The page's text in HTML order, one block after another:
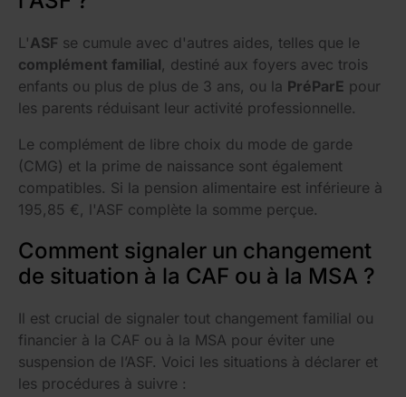
L'ASF se cumule avec d'autres aides, telles que le
complément familial, destiné aux foyers avec trois
enfants ou plus de plus de 3 ans, ou la PréParE pour
les parents réduisant leur activité professionnelle.
Le complément de libre choix du mode de garde
(CMG) et la prime de naissance sont également
compatibles. Si la pension alimentaire est inférieure à
195,85 €, l'ASF complète la somme perçue.
Comment signaler un changement
de situation à la CAF ou à la MSA ?
Il est crucial de signaler tout changement familial ou
financier à la CAF ou à la MSA pour éviter une
suspension de l’ASF. Voici les situations à déclarer et
les procédures à suivre :